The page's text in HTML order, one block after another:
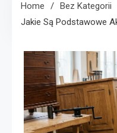
Home
Bez Kategorii
Jakie Są Podstawowe